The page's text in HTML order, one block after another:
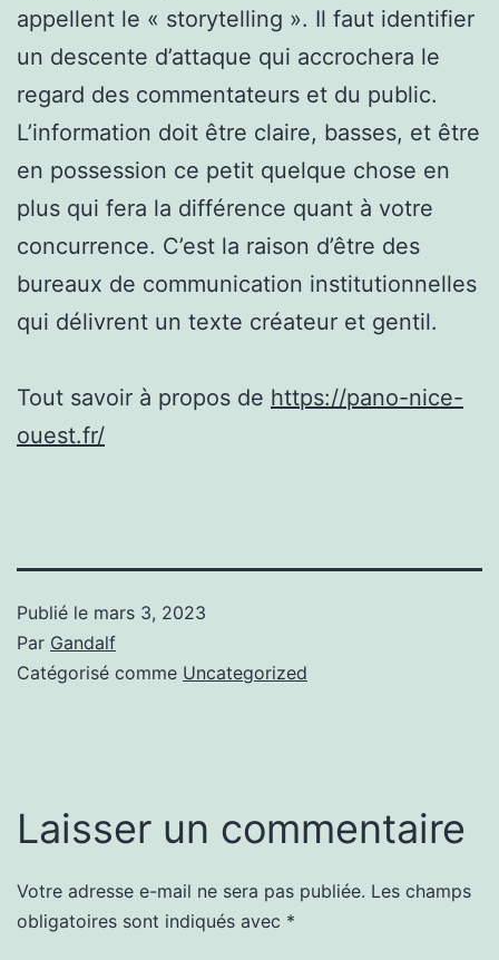
appellent le « storytelling ». Il faut identifier
un descente d’attaque qui accrochera le
regard des commentateurs et du public.
L’information doit être claire, basses, et être
en possession ce petit quelque chose en
plus qui fera la différence quant à votre
concurrence. C’est la raison d’être des
bureaux de communication institutionnelles
qui délivrent un texte créateur et gentil.
Tout savoir à propos de https://pano-nice-
ouest.fr/
Publié le mars 3, 2023
Par Gandalf
Catégorisé comme Uncategorized
Laisser un commentaire
Votre adresse e-mail ne sera pas publiée. Les champs
obligatoires sont indiqués avec *